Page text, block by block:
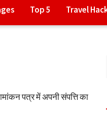
Top 5 Travel
पत्र में अपनी संपत्ति का